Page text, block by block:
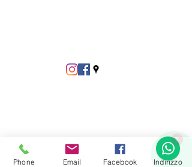
Phone Email Facebook Indirizzo
1